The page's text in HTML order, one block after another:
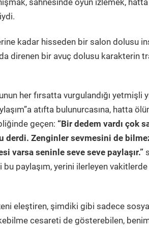
sahnesinde oyun izlemek,
kadar hisseden bir salon dolusu
direnen bir avuç dolusu karakterin
her fırsatta vurgulandığı yetmişli
atıfta bulunurcasına, hatta
geçen: “Bir dedem vardı çok
derdi. Zenginler sevmesini de
varsa seninle seve seve paylaşır.”
bu paylaşım, yerini ilerleyen
eleştiren, şimdiki gibi sadece
cesareti de gösterebilen,